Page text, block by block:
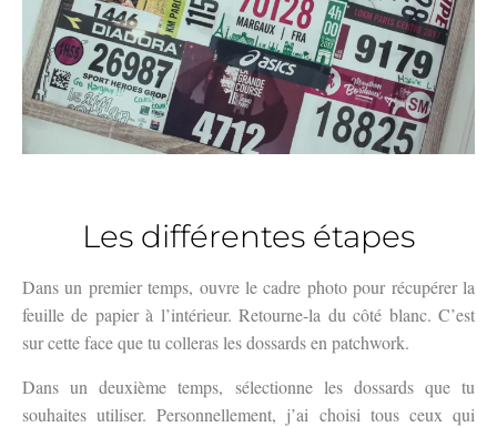
Les différentes étapes
Dans un premier temps, ouvre le cadre photo pour récupérer la
feuille de papier à l’intérieur. Retourne-la du côté blanc. C’est
sur cette face que tu colleras les dossards en patchwork.
Dans un deuxième temps, sélectionne les dossards que tu
souhaites utiliser. Personnellement, j’ai choisi tous ceux qui